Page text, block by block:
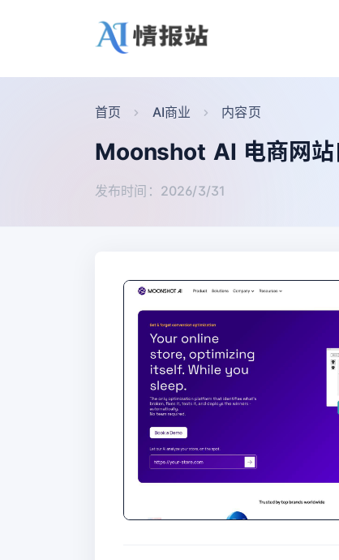
首页 AI商业 内容页
Moonshot AI 电商网站
发布时间：2026/3/31